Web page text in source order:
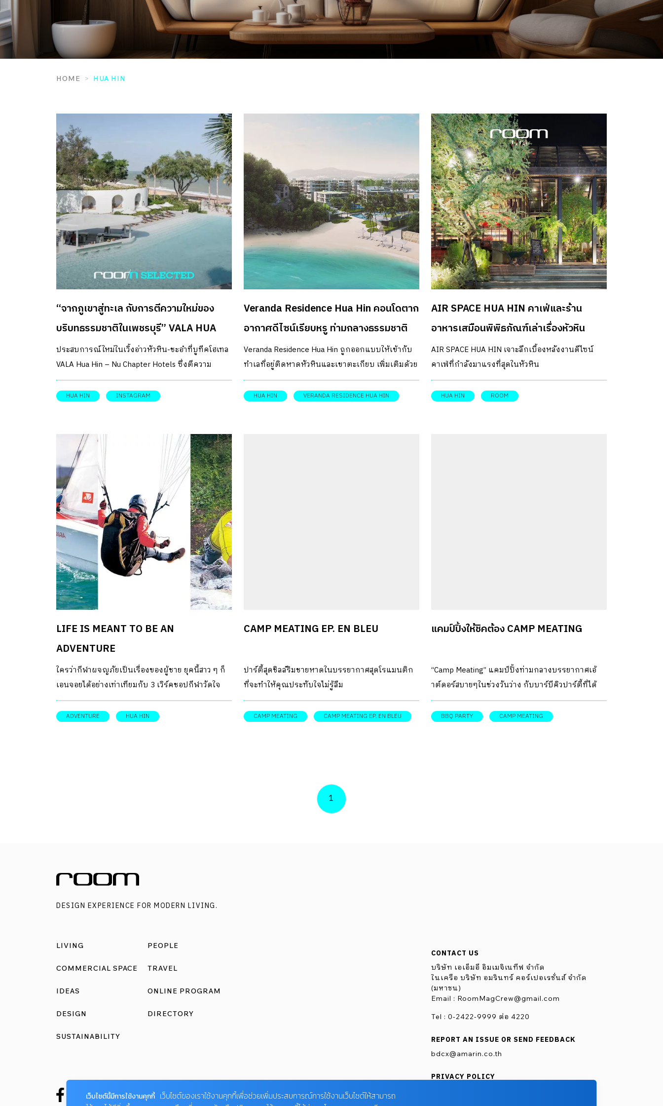
HOME HUA HIN
“จากภูเขาสู่ทะเล กับการตีความใหม่ของ
บริบทธรรมชาติในเพชรบุรี” VALA HUA
HIN – NU CHAPTER HOTELS
ประสบการณ์ใหม่ในเวิ้งอ่าวหัวหิน-ชะอำที่บูทีคโฮเทล
VALA Hua Hin – Nu Chapter Hotels ซึ่งตีความ
บริบท Geography Identical ของจังหวัดเพชรบุรีออก
มาเป็นงานออกแบบ และพื้นที่ที่แตกต่างกันภายใน
ออกแบบให้เป็นป่าอยู่ภายในครอบแก้วขนาดยักษ์
คล้ายเทอร์ราเรียม นำพาสู่บริเวณสระว่ายน้ำที่ใช้คอน
เซ็ปต์ของ Lagoon หรือเวิ้งน้ำ ซึ่งมีภูเขาคืออาคาร
ที่พักรายล้อม เมื่อผ่านเข้าสู่บริเวณ Beach Front จะ
สามารถเดินออกไปสู่พื้นที่ส่วนตัวในโซนวิลลาได้ ใน
ส่วนนี้ได้ออกแบบให้เป็นเหมือนกับโอเอซิสที่มีพื้นที่ริม
ทะเลแบบส่วนตัว พร้อมสระว่ายแบบพูลวิลลา การ
เปลี่ยนผ่านพื้นที่เหล่านี้เป็นเหมือนการได้เดินทางไป
ในบริบทของเมืองเพชรบุรีที่รุ่มรวยไปด้วยธรรมชาติ
ทั้งภูเขาและทะเลที่สวยงาม ความพิเศษของ VALA
Hua Hin – Nu Chapter Hotels คือความตั้งใจที่จะ
พัฒนาความยั่งยืนทั้งในแง่ของวัฒนธรรมและสิ่ง
ทางโรงแรมมีการเลือกใช้วัสดุที่ย่อยสลายง่าย การทำ
ฟาร์มเกษตรอินทรีย์ และนำวัตถุดิบที่ได้มาใช้ในเมนู
ต่าง ๆ ของโรงแรม รวมทั้งยังมีความตั้งใจดึงเอา
วัตถุดิบในท้องถิ่น เช่น ผักผลไม้ตามฤดูกาล หรือ
อาหารพื้นถิ่นมาประยุกต์ในแบบ Modern Twist ซึ่ง
นั่นยังรวมไปถึงเครื่องดื่มซิกเนเจอร์สูตรพิเศษที่ทาง
โรงแรมได้ออกแบบร่วมกับ Vesper บาร์ชื่อดังที่ติด
HUA HIN INSTAGRAM
Veranda Residence Hua Hin คอนโดตาก
อากาศดีไซน์เรียบหรู ท่ามกลางธรรมชาติ
Veranda Residence Hua Hin ถูกออกแบบให้เข้ากับ
ทำเลที่อยู่ติดหาดหัวหินและเขาตะเกียบ เพิ่มเติมด้วย
ความสะดวกสบายให้มากยิ่งขึ้นภายใต้คอนเซ็ปต์
ตั้งแต่การตกแต่งแนวโมเดิร์น คอมเท็มโพรารี
HUA HIN VERANDA RESIDENCE HUA HIN
AIR SPACE HUA HIN คาเฟ่และร้าน
อาหารเสมือนพิพิธภัณฑ์เล่าเรื่องหัวหิน
AIR SPACE HUA HIN เจาะลึกเบื้องหลังงานดีไซน์
คาเฟ่ที่กำลังมาแรงที่สุดในหัวหิน
HUA HIN ROOM
LIFE IS MEANT TO BE AN
ADVENTURE
ใครว่ากีฬาผจญภัยเป็นเรื่องของผู้ชาย ยุคนี้สาว ๆ ก็
เอนจอยได้อย่างเท่าเทียมกับ 3 เวิร์คชอปกีฬาวัดใจ
ADVENTURE HUA HIN
CAMP MEATING EP. EN BLEU
ปาร์ตี้สุดชิลล์ริมชายหาดในบรรยากาศสุดโรแมนติก
ที่จะทำให้คุณประทับใจไม่รู้ลืม
CAMP MEATING CAMP MEATING EP. EN BLEU
แคมป์ปิ้งให้ชิคต้อง CAMP MEATING
“Camp Meating” แคมป์ปิ้งท่ามกลางบรรยากาศเอ้
าต์ดอร์สบายๆในช่วงวันว่าง กับบาร์บีคิวปาร์ตี้ที่ได้
ลงมือปิ้งย่างเอง
BBQ PARTY CAMP MEATING
1
DESIGN EXPERIENCE FOR MODERN LIVING.
LIVING
COMMERCIAL SPACE
IDEAS
DESIGN
SUSTAINABILITY
PEOPLE
TRAVEL
ONLINE PROGRAM
DIRECTORY
CONTACT US
บริษัท เอเอ็มอี อิมเมจิเนทีฟ จำกัด
ในเครือ บริษัท อมรินทร์ คอร์เปอเรชั่นส์ จำกัด
(มหาชน)
Email : RoomMagCrew@gmail.com
Tel : 0-2422-9999 ต่อ 4220
REPORT AN ISSUE OR SEND FEEDBACK
bdcx@amarin.co.th
PRIVACY POLICY
เว็บไซต์นี้มีการใช้งานคุกกี้ เว็บไซต์ของเราใช้งานคุกกี้เพื่อช่วยเพิ่มประสบการณ์การใช้งานเว็บไซต์ให้สามารถ